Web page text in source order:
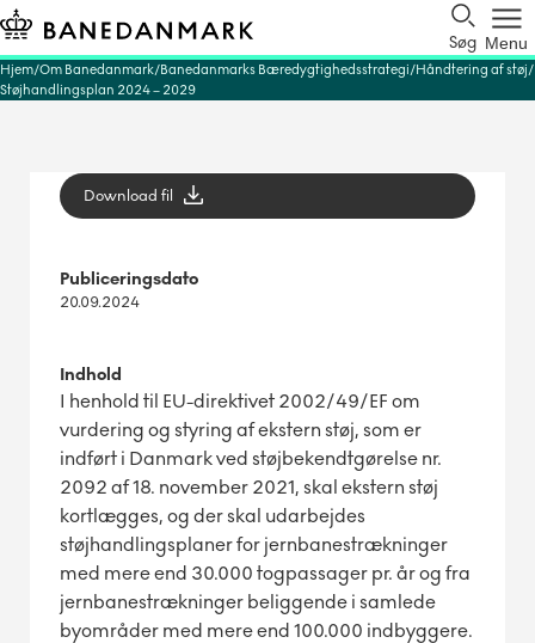
Søg Menu
Hjem Om Banedanmark Banedanmarks Bæredygtighedsstrategi Håndtering af støj
Støjhandlingsplan 2024 – 2029
Download fil
Publiceringsdato
20.09.2024
Indhold
I henhold til EU-direktivet 2002/49/EF om
vurdering og styring af ekstern støj, som er
indført i Danmark ved støjbekendtgørelse nr.
2092 af 18. november 2021, skal ekstern støj
kortlægges, og der skal udarbejdes
støjhandlingsplaner for jernbanestrækninger
med mere end 30.000 togpassager pr. år og fra
jernbanestrækninger beliggende i samlede
byområder med mere end 100.000 indbyggere.